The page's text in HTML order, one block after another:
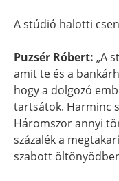
A stúdió halotti
Puzsér Róbert: „A
amit te és a
hogy a dolgozó
tartsátok. Harminc
Háromszor annyi
százalék a
szabott